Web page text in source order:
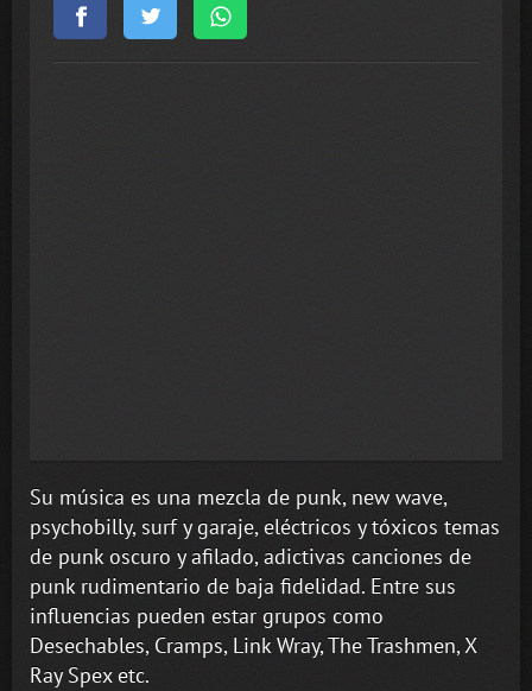
Su música es una mezcla de punk, new wave,
psychobilly, surf y garaje, eléctricos y tóxicos temas
de punk oscuro y afilado, adictivas canciones de
punk rudimentario de baja fidelidad. Entre sus
influencias pueden estar grupos como
Desechables, Cramps, Link Wray, The Trashmen, X
Ray Spex etc.